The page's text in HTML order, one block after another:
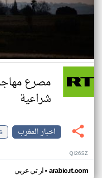
مصرع
شراعية
اخبار المغرب
QI26SZ
ار تي عربي• arabic.rt.com